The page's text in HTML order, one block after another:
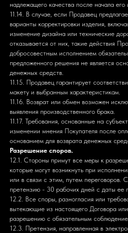
надлежащего качества после начала его
11.14. В случае, если Продавец
варианты корректировки изделия,
изменение дизайна или технические
отказывается от них, такие действия
добросовестным исполнением
предложенного решения не является
денежных средств.
11.15. Продавец гарантирует
макету и выбранным характеристикам.
11.16. Возврат или обмен возможен
выявления производственного брака.
11.17. Требования, основанные на
изменении мнения Покупателя после
основанием для возврата денежных
Разрешение споров.
12.1. Стороны примут все меры к
которые могут возникнуть при
или в связи с этим, путем переговоров.
претензию - 30 рабочих дней с даты ее
12.2. Все споры, разногласия или
вытекающие из настоящего Договора
разрешению с обязательным
12.3. Претензия, направленная в